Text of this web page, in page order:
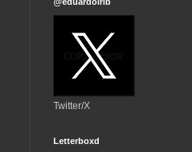
Twitter/X
Letterboxd